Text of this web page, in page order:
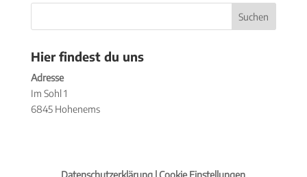
Hier findest du uns
Adresse
Im Sohl 1
6845 Hohenems